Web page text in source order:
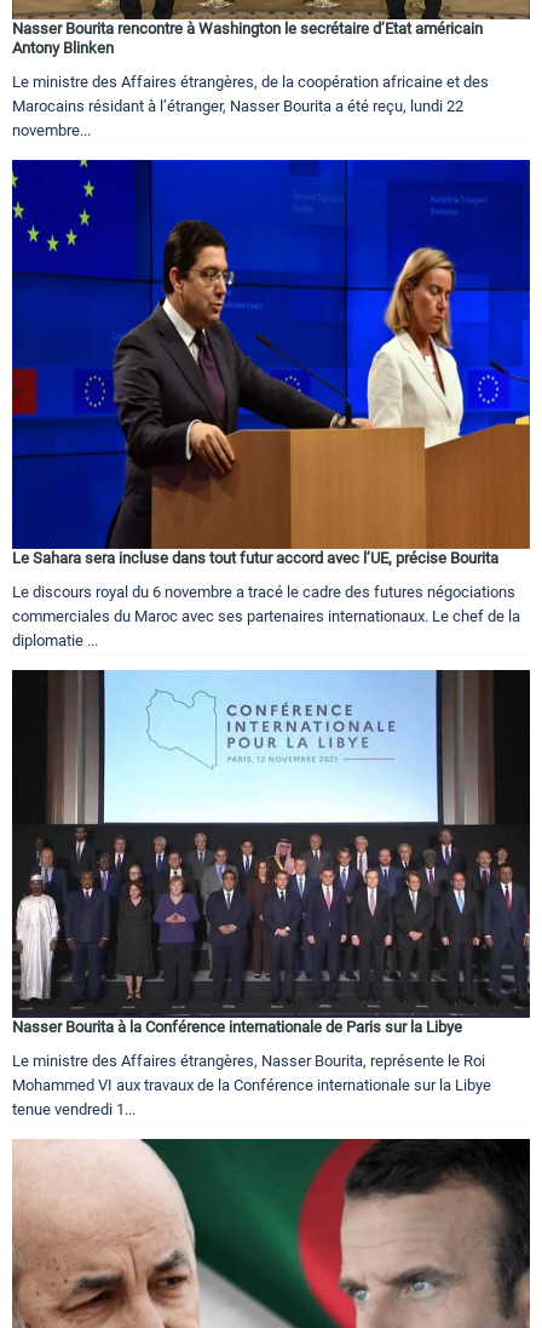
Nasser Bourita rencontre à Washington le secrétaire d’Etat américain
Antony Blinken
Le ministre des Affaires étrangères, de la coopération africaine et des
Marocains résidant à l’étranger, Nasser Bourita a été reçu, lundi 22
novembre...
Le Sahara sera incluse dans tout futur accord avec l’UE, précise Bourita
Le discours royal du 6 novembre a tracé le cadre des futures négociations
commerciales du Maroc avec ses partenaires internationaux. Le chef de la
diplomatie ...
Nasser Bourita à la Conférence internationale de Paris sur la Libye
Le ministre des Affaires étrangères, Nasser Bourita, représente le Roi
Mohammed VI aux travaux de la Conférence internationale sur la Libye
tenue vendredi 1...